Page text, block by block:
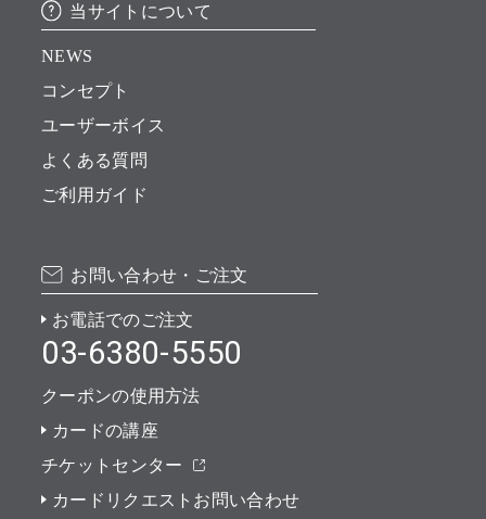
当サイトについて
NEWS
コンセプト
ユーザーボイス
よくある質問
ご利用ガイド
お問い合わせ・ご注文
お電話でのご注文
03-6380-5550
クーポンの使用方法
カードの講座
チケットセンター
カードリクエストお問い合わせ